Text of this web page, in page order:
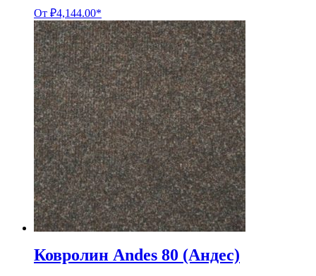
От ₽4,144.00*
Ковролин Andes 80 (Андес)